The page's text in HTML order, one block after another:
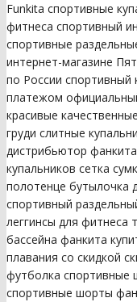
Funkita спортивные
фитнеса спортивный
спортивные
интернет-магазине
по России спортивный
платежом
красивые
груди слитные
дистрибьютор
купальников сетка
полотенце бутылочка
спортивный
леггинсы для фитнеса
бассейна фанкита
плавания со скидкой
футболка спортивные
спортивные шорты